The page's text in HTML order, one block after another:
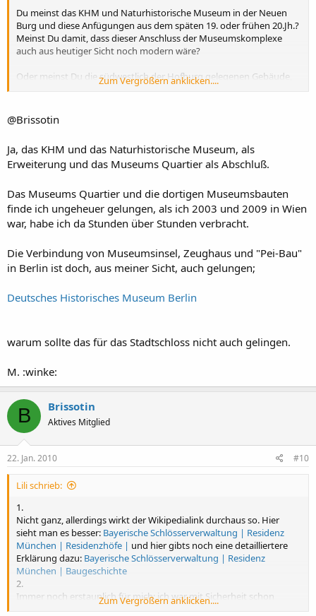
Du meinst das KHM und Naturhistorische Museum in der Neuen
Burg und diese Anfügungen aus dem späten 19. oder frühen 20.Jh.?
Meinst Du damit, dass dieser Anschluss der Museumskomplexe
auch aus heutiger Sicht noch modern wäre?
Oder meinst Du die südwestlich der Hofburg gelegenen Gebäude,
des MuseumsQuartiers, welche sich in den ehemaligen
(Ist allerdings ein tolles architektonisches Meisterwerk, der Komplex
von Erlach, Vater und Sohn.)
Zum Vergrößern anklicken....
@Brissotin
Ja, das KHM und das Naturhistorische Museum, als
Erweiterung und das Museums Quartier als Abschluß.
Das Museums Quartier und die dortigen Museumsbauten
finde ich ungeheuer gelungen, als ich 2003 und 2009 in Wien
war, habe ich da Stunden über Stunden verbracht.
Die Verbindung von Museumsinsel, Zeughaus und "Pei-Bau"
in Berlin ist doch, aus meiner Sicht, auch gelungen;
Deutsches Historisches Museum Berlin
warum sollte das für das Stadtschloss nicht auch gelingen.
M. :winke:
B Brissotin
Aktives Mitglied
22. Jan. 2010 #10
Lili schrieb:
1.
Nicht ganz, allerdings wirkt der Wikipedialink durchaus so. Hier
sieht man es besser: Bayerische Schlösserverwaltung | Residenz
München | Residenzhöfe | und hier gibts noch eine detailliertere
Erklärung dazu: Bayerische Schlösserverwaltung | Residenz
München | Baugeschichte
2.
Immer noch erstaunlich für mich: ich war mit Sicherheit schon
10.000 Mal in der Residenz, aber ich verlaufe mich jedes Mal... Ich bin
Zum Vergrößern anklicken....